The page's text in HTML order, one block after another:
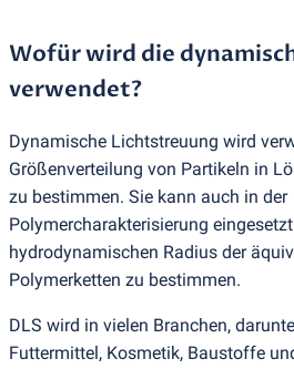
Wofür wird die
verwendet?
Dynamische Lichtstreuung wird
Größenverteilung von Partikeln in
zu bestimmen. Sie kann auch in der
Polymercharakterisierung
hydrodynamischen Radius der
Polymerketten zu bestimmen.
DLS wird in vielen Branchen,
Futtermittel, Kosmetik, Baustoffe